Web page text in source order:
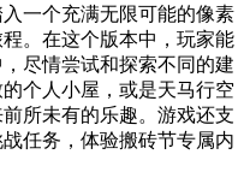
一个充满无限可能的像素
。在这个版本中，玩家能
尽情尝试和探索不同的建
个人小屋，或是天马行空
所未有的乐趣。游戏还支
任务，体验搬砖节专属内